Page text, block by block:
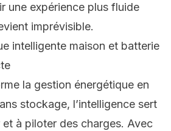
une expérience plus fluide
imprévisible.
intelligente maison et batterie
la gestion énergétique en
stockage, l’intelligence sert
à piloter des charges. Avec